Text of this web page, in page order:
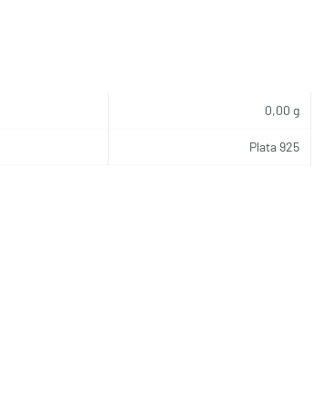
0,00 g
Plata 925